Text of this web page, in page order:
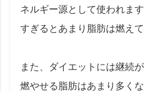
ネルギー源として使われま
すぎるとあまり脂肪は燃えて
また、ダイエットには継続
燃やせる脂肪はあまり多く